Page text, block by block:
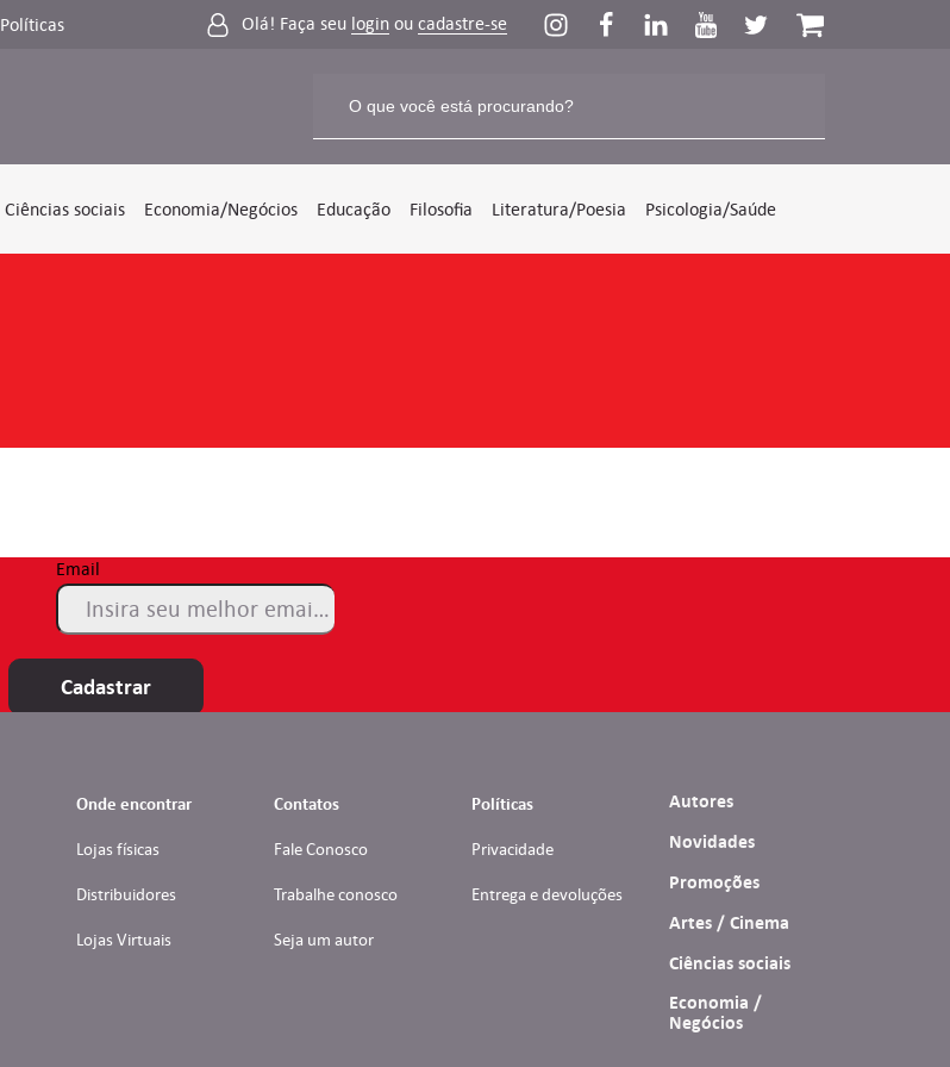
Políticas Olá! Faça seu login ou cadastre-se
Ciências sociais Economia/Negócios Educação Filosofia Literatura/Poesia Psicologia/Saúde
Email
Cadastrar
Onde encontrar
Lojas físicas
Distribuidores
Lojas Virtuais
Contatos
Fale Conosco
Trabalhe conosco
Seja um autor
Políticas
Privacidade
Entrega e devoluções
Autores
Novidades
Promoções
Artes / Cinema
Ciências sociais
Economia /
Negócios